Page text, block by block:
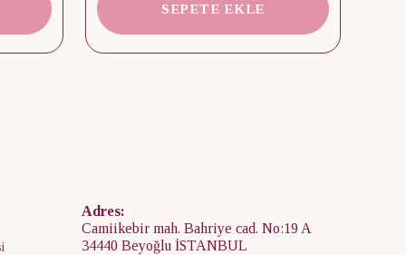
SEPETE EKLE
Adres:
Camiikebir mah. Bahriye cad. No:19 A
34440 Beyoğlu İSTANBUL